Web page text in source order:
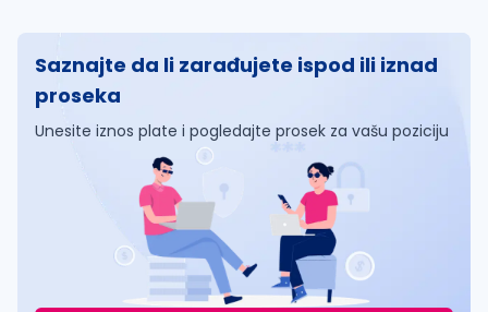
Saznajte da li zarađujete ispod ili iznad
proseka
Unesite iznos plate i pogledajte prosek za vašu poziciju